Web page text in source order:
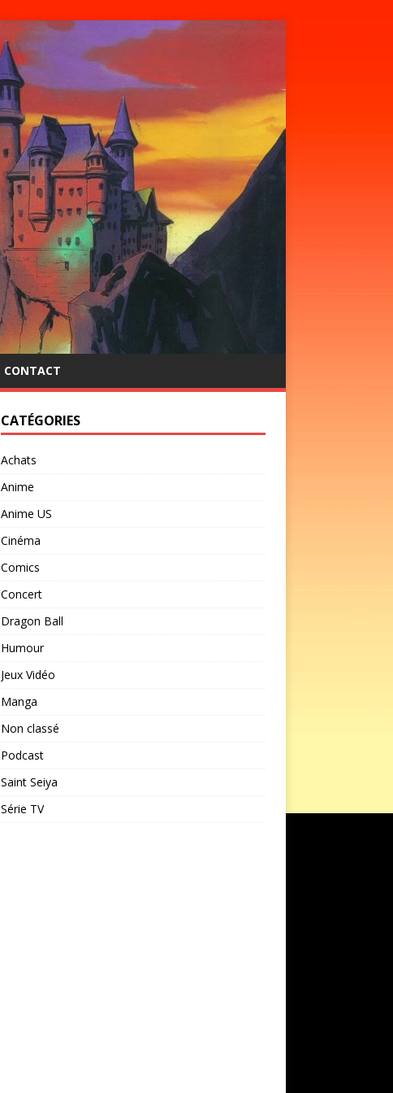
CONTACT
CATÉGORIES
Achats
Anime
Anime US
Cinéma
Comics
Concert
Dragon Ball
Humour
Jeux Vidéo
Manga
Non classé
Podcast
Saint Seiya
Série TV